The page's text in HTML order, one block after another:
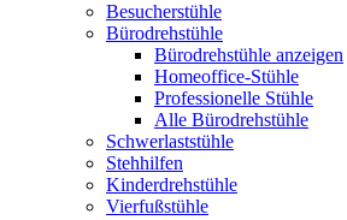
Besucherstühle
Bürodrehstühle
Bürodrehstühle anzeigen
Homeoffice-Stühle
Professionelle Stühle
Alle Bürodrehstühle
Schwerlaststühle
Stehhilfen
Kinderdrehstühle
Vierfußstühle